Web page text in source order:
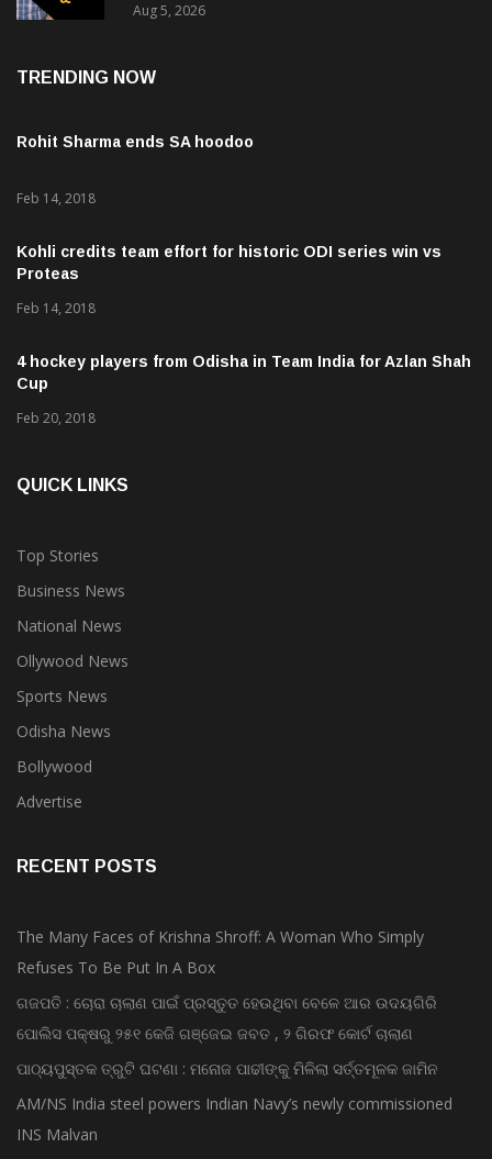
Aug 5, 2026
TRENDING NOW
Rohit Sharma ends SA hoodoo
Feb 14, 2018
Kohli credits team effort for historic ODI series win vs
Proteas
Feb 14, 2018
4 hockey players from Odisha in Team India for Azlan Shah
Cup
Feb 20, 2018
QUICK LINKS
Top Stories
Business News
National News
Ollywood News
Sports News
Odisha News
Bollywood
Advertise
RECENT POSTS
The Many Faces of Krishna Shroff: A Woman Who Simply
Refuses To Be Put In A Box
ଗଜପତି : ଚୋରା ଚାଲାଣ ପାଇଁ ପ୍ରସ୍ତୁତ ହେଉଥିବା ବେଳେ ଆର ଉଦୟଗିରି
ପୋଲିସ ପକ୍ଷରୁ ୨୫୧ କେଜି ଗଞ୍ଜେଇ ଜବତ , ୨ ଗିରଫ କୋର୍ଟ ଚାଲାଣ
ପାଠ୍ୟପୁସ୍ତକ ତ୍ରୁଟି ଘଟଣା : ମନୋଜ ପାଢୀଙ୍କୁ ମିଳିଲା ସର୍ତ୍ତମୂଳକ ଜାମିନ
AM/NS India steel powers Indian Navy’s newly commissioned
INS Malvan